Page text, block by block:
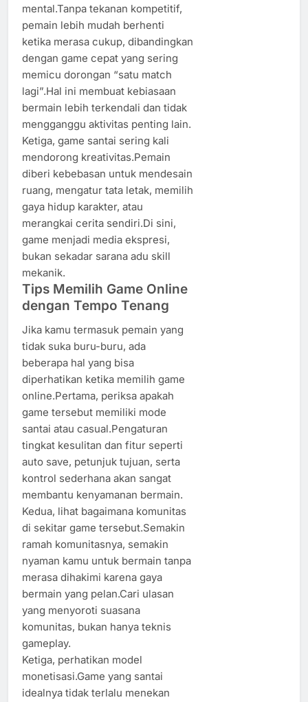
mental.Tanpa tekanan kompetitif,
pemain lebih mudah berhenti
ketika merasa cukup, dibandingkan
dengan game cepat yang sering
memicu dorongan “satu match
lagi”.Hal ini membuat kebiasaan
bermain lebih terkendali dan tidak
mengganggu aktivitas penting lain.
Ketiga, game santai sering kali
mendorong kreativitas.Pemain
diberi kebebasan untuk mendesain
ruang, mengatur tata letak, memilih
gaya hidup karakter, atau
merangkai cerita sendiri.Di sini,
game menjadi media ekspresi,
bukan sekadar sarana adu skill
mekanik.
Tips Memilih Game Online
dengan Tempo Tenang
Jika kamu termasuk pemain yang
tidak suka buru-buru, ada
beberapa hal yang bisa
diperhatikan ketika memilih game
online.Pertama, periksa apakah
game tersebut memiliki mode
santai atau casual.Pengaturan
tingkat kesulitan dan fitur seperti
auto save, petunjuk tujuan, serta
kontrol sederhana akan sangat
membantu kenyamanan bermain.
Kedua, lihat bagaimana komunitas
di sekitar game tersebut.Semakin
ramah komunitasnya, semakin
nyaman kamu untuk bermain tanpa
merasa dihakimi karena gaya
bermain yang pelan.Cari ulasan
yang menyoroti suasana
komunitas, bukan hanya teknis
gameplay.
Ketiga, perhatikan model
monetisasi.Game yang santai
idealnya tidak terlalu menekan